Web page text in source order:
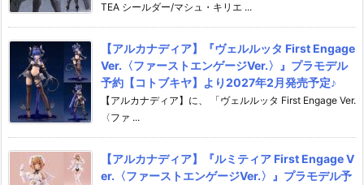
TEA シールダー/マシュ・キリエ ...
【アルカナディア】『ヴェルルッタ First Engage
Ver.〈ファーストエンゲージVer.〉』プラモデル
予約【コトブキヤ】より2027年2月発売予定♪
【アルカナディア】に、 「ヴェルルッタ First Engage Ver.
〈ファ ...
【アルカナディア】『ルミティア First Engage V
er.〈ファーストエンゲージVer.〉』プラモデル予